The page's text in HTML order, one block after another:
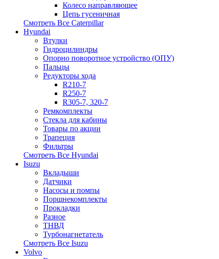
Колесо направляющее
Цепь гусеничная
Смотреть Все Caterpillar
Hyundai
Втулки
Гидроцилиндры
Опорно поворотное устройство (ОПУ)
Пальцы
Редукторы хода
R210-7
R250-7
R305-7, 320-7
Ремкомплекты
Стекла для кабины
Товары по акции
Трапеция
Фильтры
Смотреть Все Hyundai
Isuzu
Вкладыши
Датчики
Насосы и помпы
Поршнекомплекты
Прокладки
Разное
ТНВД
Турбонагнетатель
Смотреть Все Isuzu
Volvo